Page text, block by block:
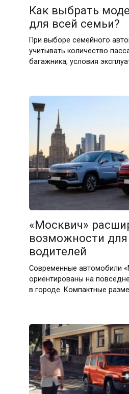
Как выбрать
для всей семьи?
При выборе семейного
учитывать количество
багажника, условия
«Москвич»
возможности для
водителей
Современные автомобили
ориентированы на
в городе. Компактные